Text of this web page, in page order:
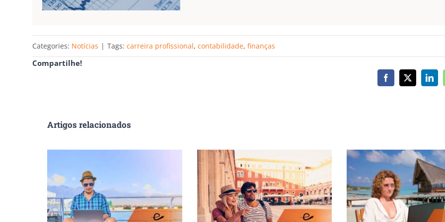
Categories: Notícias | Tags: carreira profissional, contabilidade, finanças
Compartilhe!
Facebook
X
Artigos relacionados